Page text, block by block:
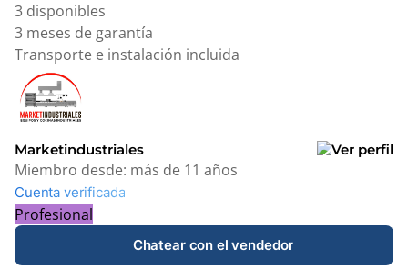
3 disponibles
3 meses de garantía
Transporte e instalación incluida
Marketindustriales
Miembro desde: más de 11 años
Cuenta verificada
Profesional
Chatear con el vendedor